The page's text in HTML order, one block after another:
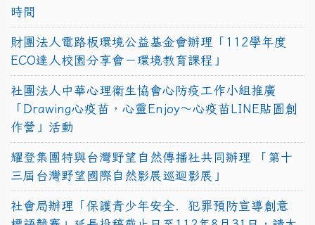
時間
財團法人電路板環境公益基金會辦理「112學年度
ECO達人校園分享會－環境教育課程」
社團法人中華心理衛生協會心防疫工作小組推廣
「Drawing心疫苗，心靈Enjoy〜心疫苗LINE貼圖創
作營」活動
耀登集團特與台灣野望自然傳播社共同辦理 「第十
三屆台灣野望國際自然影展巡迴影展」
社會局辦理「保護青少年安全．犯罪預防宣導創意